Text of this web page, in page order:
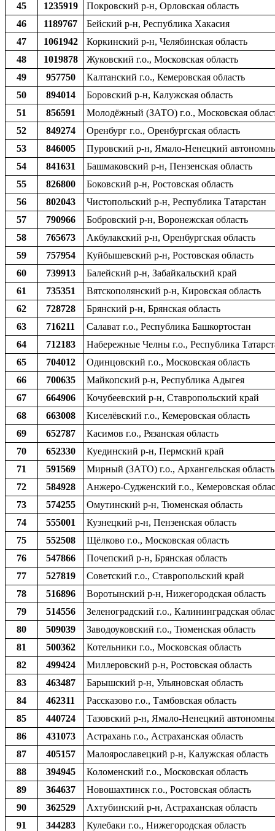
45
1235919
Покровский р-н, Орловская область
46
1189767
Бейский р-н, Республика Хакасия
47
1061942
Коркинский р-н, Челябинская область
48
1019878
Жуковский г.о., Московская область
49
957750
Калтанский г.о., Кемеровская область
50
894014
Боровский р-н, Калужская область
51
856591
Молодёжный (ЗАТО) г.о., Московская
52
849274
Оренбург г.о., Оренбургская область
53
846005
Пуровский р-н, Ямало-Ненецкий
54
841631
Башмаковский р-н, Пензенская область
55
826800
Боковский р-н, Ростовская область
56
802043
Чистопольский р-н, Республика Татарстан
57
790966
Бобровский р-н, Воронежская область
58
765673
Акбулакский р-н, Оренбургская область
59
757954
Куйбышевский р-н, Ростовская область
60
739913
Балейский р-н, Забайкальский край
61
735351
Вятскополянский р-н, Кировская область
62
728728
Брянский р-н, Брянская область
63
716211
Салават г.о., Республика Башкортостан
64
712183
Набережные Челны г.о., Республика
65
704012
Одинцовский г.о., Московская область
66
700635
Майкопский р-н, Республика Адыгея
67
664906
Кочубеевский р-н, Ставропольский край
68
663008
Киселёвский г.о., Кемеровская область
69
652787
Касимов г.о., Рязанская область
70
652330
Куединский р-н, Пермский край
71
591569
Мирный (ЗАТО) г.о., Архангельская область
72
584928
Анжеро-Судженский г.о., Кемеровская
73
574255
Омутинский р-н, Тюменская область
74
555001
Кузнецкий р-н, Пензенская область
75
552508
Щёлково г.о., Московская область
76
547866
Почепский р-н, Брянская область
77
527819
Советский г.о., Ставропольский край
78
516896
Воротынский р-н, Нижегородская область
79
514556
Зеленоградский г.о., Калининградская
80
509039
Заводоуковский г.о., Тюменская область
81
500362
Котельники г.о., Московская область
82
499424
Миллеровский р-н, Ростовская область
83
463487
Барышский р-н, Ульяновская область
84
462311
Рассказово г.о., Тамбовская область
85
440724
Тазовский р-н, Ямало-Ненецкий
86
431073
Астрахань г.о., Астраханская область
87
405157
Малоярославецкий р-н, Калужская область
88
394945
Коломенский г.о., Московская область
89
364637
Новошахтинск г.о., Ростовская область
90
362529
Ахтубинский р-н, Астраханская область
91
344283
Кулебаки г.о., Нижегородская область